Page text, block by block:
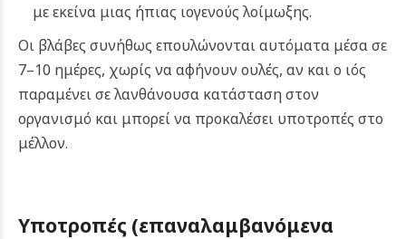
με εκείνα μιας ήπιας ιογενούς λοίμωξης.
Οι βλάβες συνήθως επουλώνονται αυτόματα μέσα σε
7–10 ημέρες, χωρίς να αφήνουν ουλές, αν και ο ιός
παραμένει σε λανθάνουσα κατάσταση στον
οργανισμό και μπορεί να προκαλέσει υποτροπές στο
μέλλον.
Υποτροπές (επαναλαμβανόμενα